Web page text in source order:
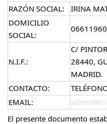
RAZÓN SOCIAL:
IRINA
DOMICILIO
SOCIAL:
N.I.F.:
C/
28440,
MADRID.
CONTACTO:
EMAIL:
El presente documento